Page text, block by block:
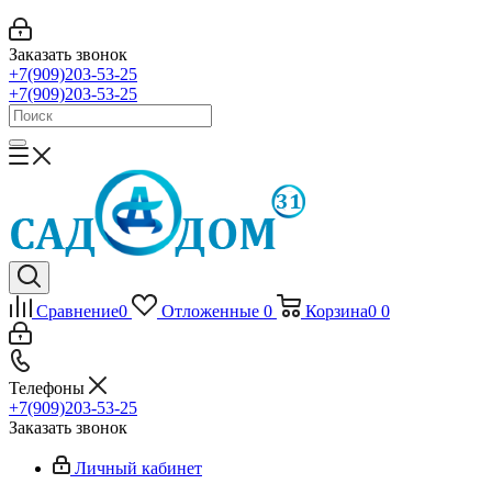
Заказать звонок
+7(909)203-53-25
+7(909)203-53-25
Сравнение0 Отложенные 0 Корзина0 0
Телефоны
+7(909)203-53-25
Заказать звонок
Личный кабинет